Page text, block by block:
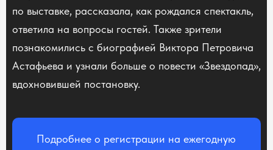
по выставке, рассказала, как рождался спектакль,
ответила на вопросы гостей. Также зрители
познакомились с биографией Виктора Петровича
Астафьева и узнали больше о повести «Звездопад»,
вдохновившей постановку.
Подробнее о регистрации на ежегодную